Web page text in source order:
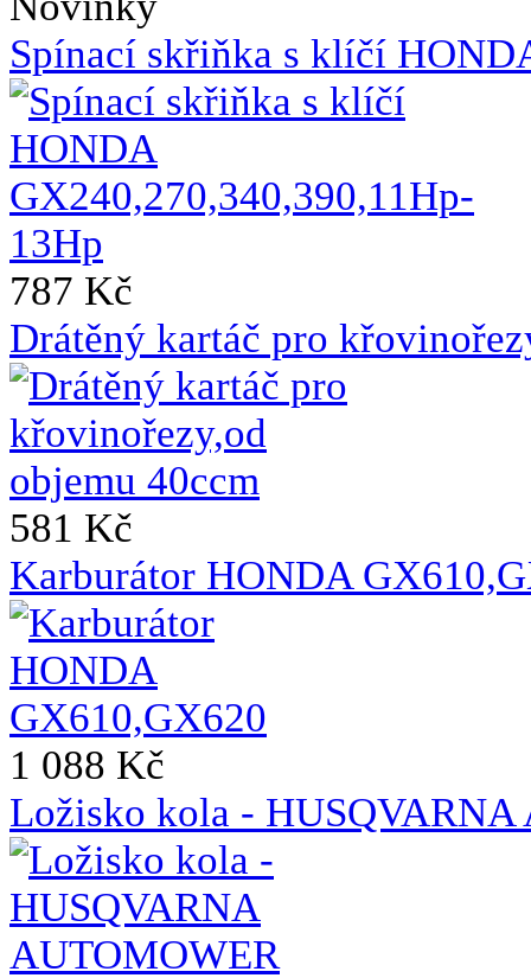
Spínací skřiňka s klíčí
787 Kč
Drátěný kartáč pro
581 Kč
Karburátor HONDA
1 088 Kč
Ložisko kola - HUSQVARNA